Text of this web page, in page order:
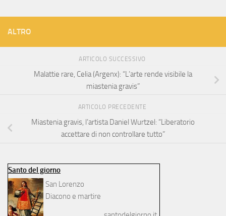
ALTRO
ARTICOLO SUCCESSIVO
Malattie rare, Celia (Argenx): “L’arte rende visibile la
miastenia gravis”
ARTICOLO PRECEDENTE
Miastenia gravis, l’artista Daniel Wurtzel: “Liberatorio
accettare di non controllare tutto”
Santo del giorno
San Lorenzo
Diacono e martire